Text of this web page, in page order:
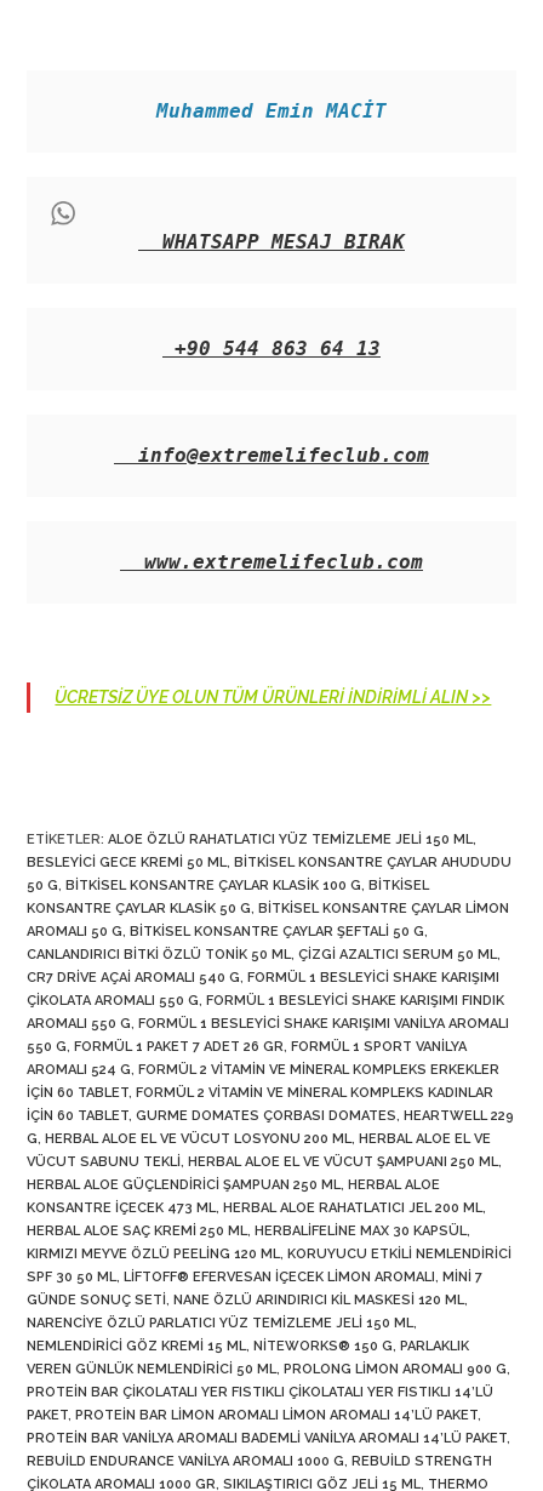
Muhammed Emin MACİT
WHATSAPP MESAJ BIRAK
+90 544 863 64 13
info@extremelifeclub.com
www.extremelifeclub.com
ÜCRETSİZ ÜYE OLUN TÜM ÜRÜNLERİ İNDİRİMLİ ALIN >>
ETIKETLER:ALOE ÖZLÜ RAHATLATICI YÜZ TEMIZLEME JELI 150 ML,
BESLEYICI GECE KREMI 50 ML, BITKISEL KONSANTRE ÇAYLAR AHUDUDU
50 G, BITKISEL KONSANTRE ÇAYLAR KLASIK 100 G, BITKISEL
KONSANTRE ÇAYLAR KLASIK 50 G, BITKISEL KONSANTRE ÇAYLAR LIMON
AROMALI 50 G, BITKISEL KONSANTRE ÇAYLAR ŞEFTALI 50 G,
CANLANDIRICI BITKI ÖZLÜ TONIK 50 ML, ÇIZGI AZALTICI SERUM 50 ML,
CR7 DRIVE AÇAI AROMALI 540 G, FORMÜL 1 BESLEYICI SHAKE KARIŞIMI
ÇIKOLATA AROMALI 550 G, FORMÜL 1 BESLEYICI SHAKE KARIŞIMI FINDIK
AROMALI 550 G, FORMÜL 1 BESLEYICI SHAKE KARIŞIMI VANILYA AROMALI
550 G, FORMÜL 1 PAKET 7 ADET 26 GR, FORMÜL 1 SPORT VANILYA
AROMALI 524 G, FORMÜL 2 VITAMIN VE MINERAL KOMPLEKS ERKEKLER
İÇIN 60 TABLET, FORMÜL 2 VITAMIN VE MINERAL KOMPLEKS KADINLAR
İÇIN 60 TABLET, GURME DOMATES ÇORBASI DOMATES, HEARTWELL 229
G, HERBAL ALOE EL VE VÜCUT LOSYONU 200 ML, HERBAL ALOE EL VE
VÜCUT SABUNU TEKLI, HERBAL ALOE EL VE VÜCUT ŞAMPUANI 250 ML,
HERBAL ALOE GÜÇLENDIRICI ŞAMPUAN 250 ML, HERBAL ALOE
KONSANTRE İÇECEK 473 ML, HERBAL ALOE RAHATLATICI JEL 200 ML,
HERBAL ALOE SAÇ KREMI 250 ML, HERBALIFELINE MAX 30 KAPSÜL,
KIRMIZI MEYVE ÖZLÜ PEELING 120 ML, KORUYUCU ETKILI NEMLENDIRICI
SPF 30 50 ML, LIFTOFF® EFERVESAN İÇECEK LIMON AROMALI, MINI 7
GÜNDE SONUÇ SETI, NANE ÖZLÜ ARINDIRICI KIL MASKESI 120 ML,
NARENCIYE ÖZLÜ PARLATICI YÜZ TEMIZLEME JELI 150 ML,
NEMLENDIRICI GÖZ KREMI 15 ML, NITEWORKS® 150 G, PARLAKLIK
VEREN GÜNLÜK NEMLENDIRICI 50 ML, PROLONG LIMON AROMALI 900 G,
PROTEIN BAR ÇIKOLATALI YER FISTIKLI ÇIKOLATALI YER FISTIKLI 14’LÜ
PAKET, PROTEIN BAR LIMON AROMALI LIMON AROMALI 14’LÜ PAKET,
PROTEIN BAR VANILYA AROMALI BADEMLI VANILYA AROMALI 14’LÜ PAKET,
REBUILD ENDURANCE VANILYA AROMALI 1000 G, REBUILD STRENGTH
ÇIKOLATA AROMALI 1000 GR, SIKILAŞTIRICI GÖZ JELI 15 ML, THERMO